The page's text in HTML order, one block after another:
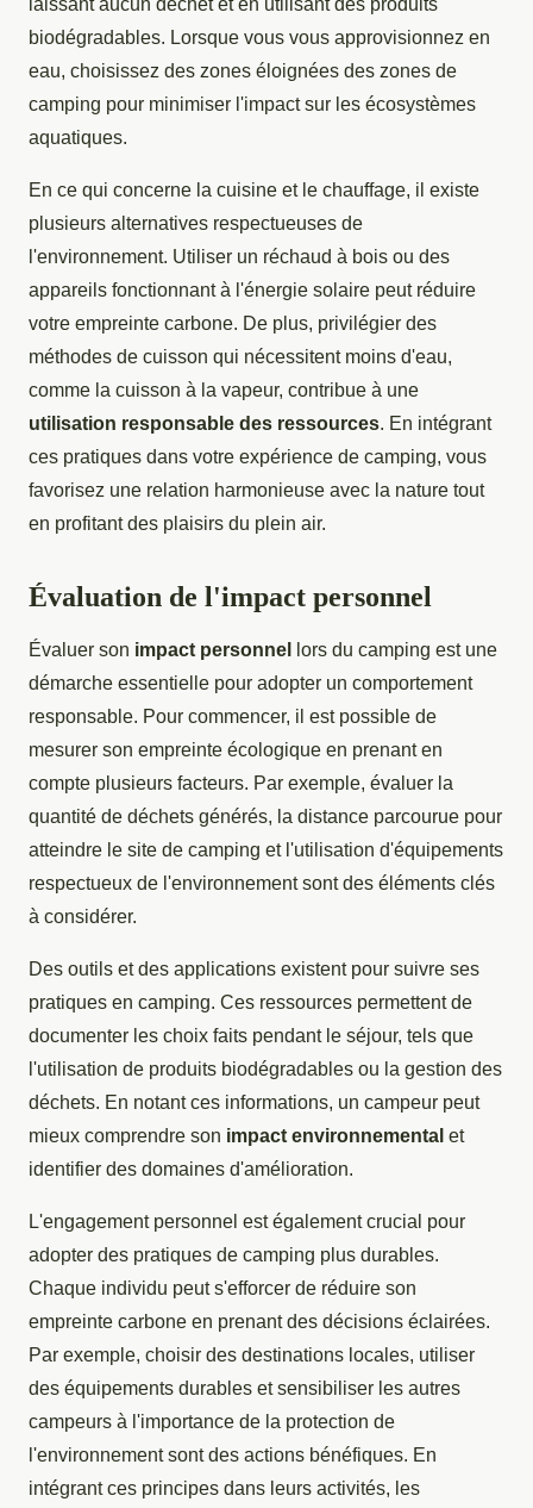
biodégradables. Lorsque vous vous approvisionnez en
eau, choisissez des zones éloignées des zones de
camping pour minimiser l'impact sur les écosystèmes
aquatiques.
En ce qui concerne la cuisine et le chauffage, il existe
plusieurs alternatives respectueuses de
l'environnement. Utiliser un réchaud à bois ou des
appareils fonctionnant à l'énergie solaire peut réduire
votre empreinte carbone. De plus, privilégier des
méthodes de cuisson qui nécessitent moins d'eau,
comme la cuisson à la vapeur, contribue à une
utilisation responsable des ressources. En intégrant
ces pratiques dans votre expérience de camping, vous
favorisez une relation harmonieuse avec la nature tout
en profitant des plaisirs du plein air.
Évaluation de l'impact personnel
Évaluer son impact personnel
lors du camping est une
démarche essentielle pour adopter un comportement
responsable. Pour commencer, il est possible de
mesurer son empreinte écologique en prenant en
compte plusieurs facteurs. Par exemple, évaluer la
quantité de déchets générés, la distance parcourue pour
atteindre le site de camping et l'utilisation d'équipements
respectueux de l'environnement sont des éléments clés
à considérer.
Des outils et des applications existent pour suivre ses
pratiques en camping. Ces ressources permettent de
documenter les choix faits pendant le séjour, tels que
l'utilisation de produits biodégradables ou la gestion des
déchets. En notant ces informations, un campeur peut
mieux comprendre son impact environnemental et
identifier des domaines d'amélioration.
L'engagement personnel est également crucial pour
adopter des pratiques de camping plus durables.
Chaque individu peut s'efforcer de réduire son
empreinte carbone en prenant des décisions éclairées.
Par exemple, choisir des destinations locales, utiliser
des équipements durables et sensibiliser les autres
campeurs à l'importance de la protection de
l'environnement sont des actions bénéfiques. En
intégrant ces principes dans leurs activités, les